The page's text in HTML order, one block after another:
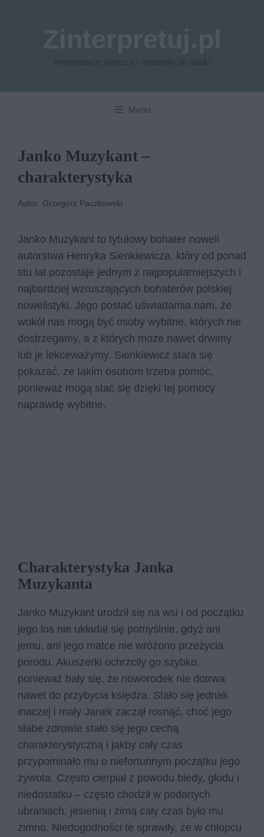
Menu
Janko Muzykant –
charakterystyka
Autor: Grzegorz Paczkowski
Janko Muzykant to tytułowy bohater noweli
autorstwa Henryka Sienkiewicza, który od ponad
stu lat pozostaje jednym z najpopularniejszych i
najbardziej wzruszających bohaterów polskiej
nowelistyki. Jego postać uświadamia nam, że
wokół nas mogą być osoby wybitne, których nie
dostrzegamy, a z których może nawet drwimy
lub je lekceważymy. Sienkiewicz stara się
pokazać, że takim osobom trzeba pomóc,
ponieważ mogą stać się dzięki tej pomocy
naprawdę wybitne.
Charakterystyka Janka
Muzykanta
Janko Muzykant urodził się na wsi i od początku
jego los nie układał się pomyślnie, gdyż ani
jemu, ani jego matce nie wróżono przeżycia
porodu. Akuszerki ochrzciły go szybko,
ponieważ bały się, że noworodek nie dotrwa
nawet do przybycia księdza. Stało się jednak
inaczej i mały Janek zaczął rosnąć, choć jego
słabe zdrowie stało się jego cechą
charakterystyczną i jakby cały czas
przypominało mu o niefortunnym początku jego
żywota. Często cierpiał z powodu biedy, głodu i
niedostatku – często chodził w podartych
ubraniach, jesienią i zimą cały czas było mu
zimno. Niedogodności te sprawiły, że w chłopcu